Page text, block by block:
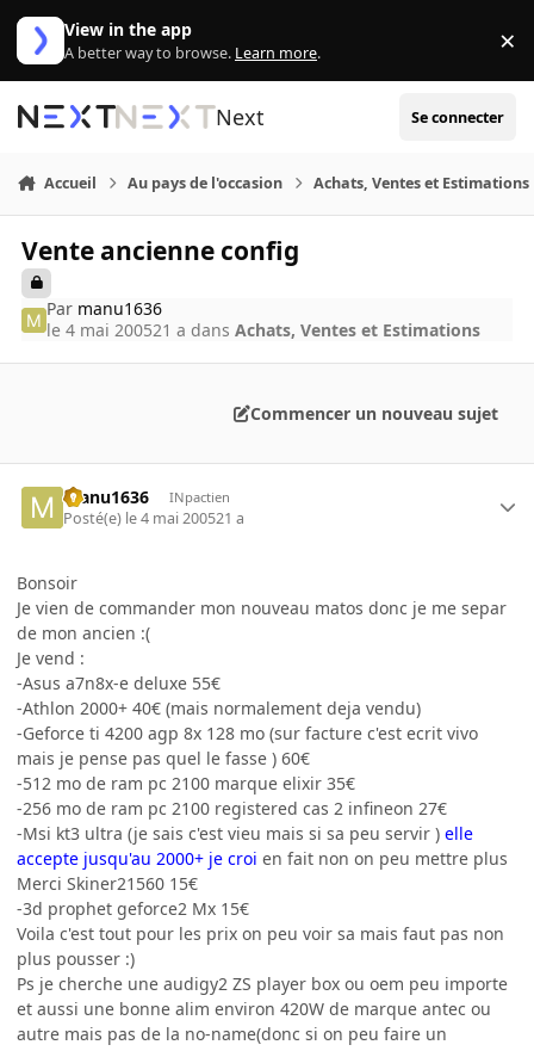
Aller au contenu
View in the app
A better way to browse. Learn more. ×
Next Se connecter
Accueil Au pays de l'occasion Achats, Ventes et Estimations
Vente ancienne config
Par manu1636
le 4 mai 200521 a dansAchats, Ventes et Estimations
Commencer un nouveau sujet
manu1636 INpactien
Posté(e) le 4 mai 200521 a
Bonsoir
Je vien de commander mon nouveau matos donc je me separ
de mon ancien :(
Je vend :
-Asus a7n8x-e deluxe 55€
-Athlon 2000+ 40€ (mais normalement deja vendu)
-Geforce ti 4200 agp 8x 128 mo (sur facture c'est ecrit vivo
mais je pense pas quel le fasse ) 60€
-512 mo de ram pc 2100 marque elixir 35€
-256 mo de ram pc 2100 registered cas 2 infineon 27€
-Msi kt3 ultra (je sais c'est vieu mais si sa peu servir ) elle
accepte jusqu'au 2000+ je croi en fait non on peu mettre plus
Merci Skiner21560 15€
-3d prophet geforce2 Mx 15€
Voila c'est tout pour les prix on peu voir sa mais faut pas non
plus pousser :)
Ps je cherche une audigy2 ZS player box ou oem peu importe
et aussi une bonne alim environ 420W de marque antec ou
autre mais pas de la no-name(donc si on peu faire un